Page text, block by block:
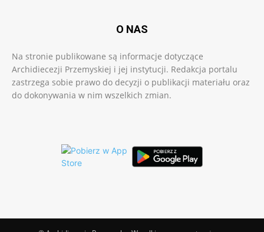
O NAS
Na stronie publikowane są informacje dotyczące
Archidiecezji Przemyskiej i jej instytucji. Redakcja portalu
zastrzega sobie prawo do decyzji o publikacji materiału oraz
do dokonywania w nim wszelkich zmian.